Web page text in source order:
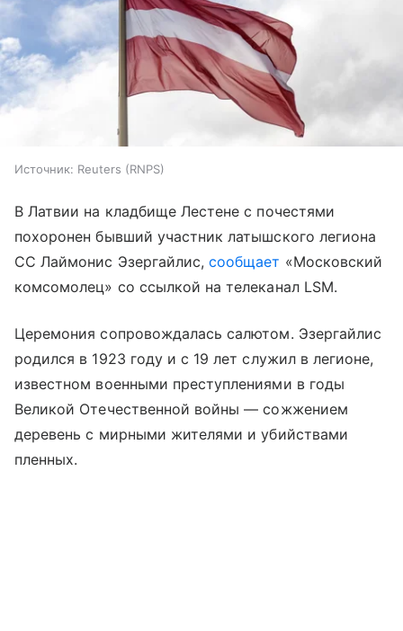
Источник: Reuters (RNPS)
В Латвии на кладбище Лестене с почестями
похоронен бывший участник латышского легиона
СС Лаймонис Эзергайлис,сообщает «Московский
комсомолец» со ссылкой на телеканал LSM.
Церемония сопровождалась салютом. Эзергайлис
родился в 1923 году и с 19 лет служил в легионе,
известном военными преступлениями в годы
Великой Отечественной войны — сожжением
деревень с мирными жителями и убийствами
пленных.